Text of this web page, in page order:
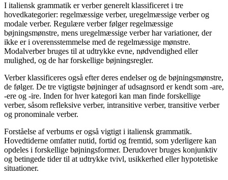
I italiensk grammatik er verber generelt klassificeret i tre
hovedkategorier: regelmæssige verber, uregelmæssige verber og
modale verber. Regulære verber følger regelmæssige
bøjningsmønstre, mens uregelmæssige verber har variationer, der
ikke er i overensstemmelse med de regelmæssige mønstre.
Modalverber bruges til at udtrykke evne, nødvendighed eller
mulighed, og de har forskellige bøjningsregler.
Verber klassificeres også efter deres endelser og de bøjningsmønstre,
de følger. De tre vigtigste bøjninger af udsagnsord er kendt som -are,
-ere og -ire. Inden for hver kategori kan man finde forskellige
verber, såsom refleksive verber, intransitive verber, transitive verber
og pronominale verber.
Forståelse af verbums er også vigtigt i italiensk grammatik.
Hovedtiderne omfatter nutid, fortid og fremtid, som yderligere kan
opdeles i forskellige bøjningsformer. Derudover bruges konjunktiv
og betingede tider til at udtrykke tvivl, usikkerhed eller hypotetiske
situationer.